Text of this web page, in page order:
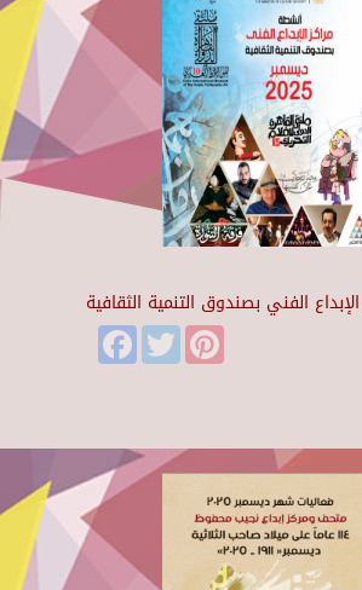
الفني بصندوق التنمية الثقافية
FacebookTwitter